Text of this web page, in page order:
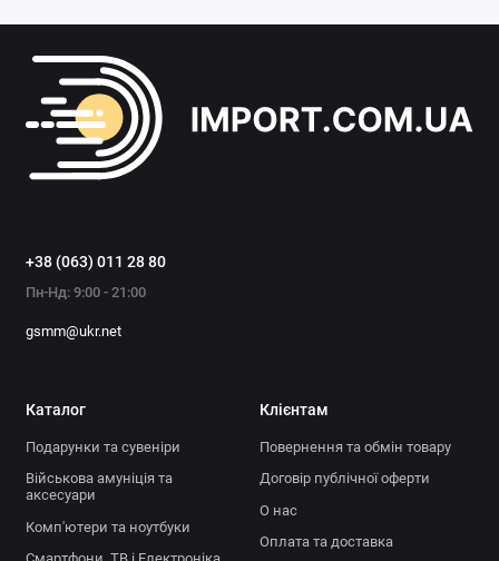
+38 (063) 011 28 80
Пн-Нд: 9:00 - 21:00
gsmm@ukr.net
Каталог
Подарунки та сувеніри
Військова амуніція та
аксесуари
Комп'ютери та ноутбуки
Клієнтам
Повернення та обмін товару
Договір публічної оферти
О нас
Оплата та доставка